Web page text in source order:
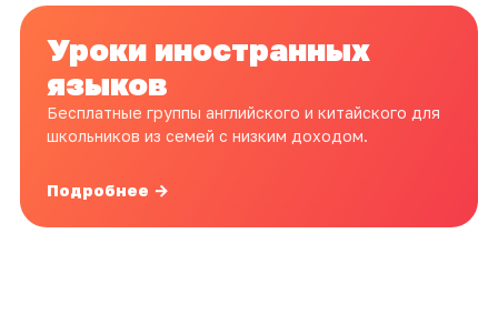
Уроки иностранных
языков
Бесплатные группы английского и китайского для
школьников из семей с низким доходом.
Подробнее →